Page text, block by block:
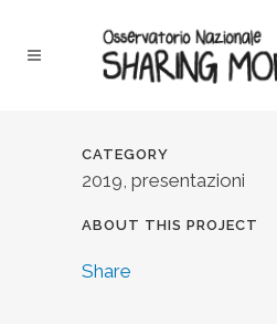
CATEGORY
2019, presentazioni
ABOUT THIS PROJECT
Share